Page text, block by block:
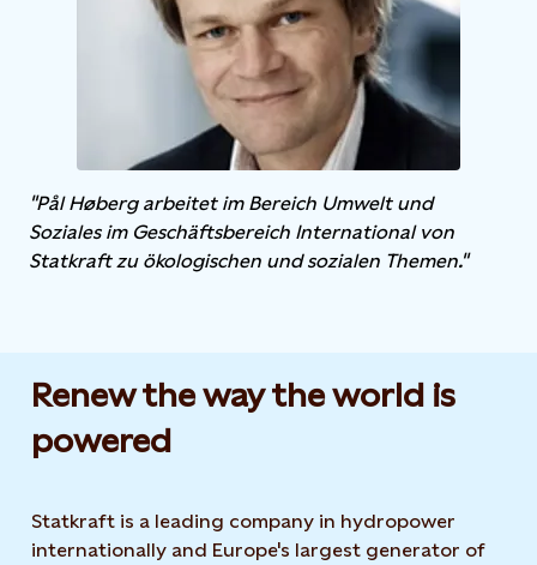
"Pål Høberg arbeitet im Bereich Umwelt und
Soziales im Geschäftsbereich International von
Statkraft zu ökologischen und sozialen Themen."
Renew the way the world is
powered​
Statkraft is a leading company in hydropower
internationally and Europe's largest generator of